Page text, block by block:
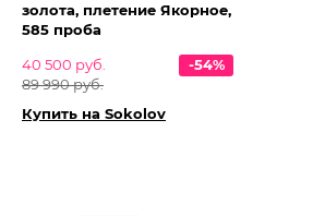
золота, плетение Якорное,
585 проба
40 500 руб.
89 990 руб.
-54%
Купить на Sokolov